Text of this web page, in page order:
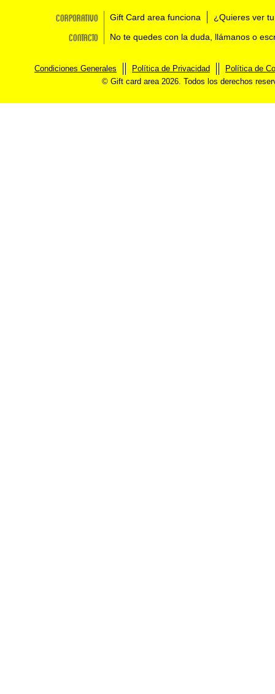
Corporativo Gift Card area funciona ¿Quieres ver
Contacto No te quedes con la duda, llámanos o
Condiciones Generales Política de Privacidad
Política de
© Gift card area 2026. Todos los derechos